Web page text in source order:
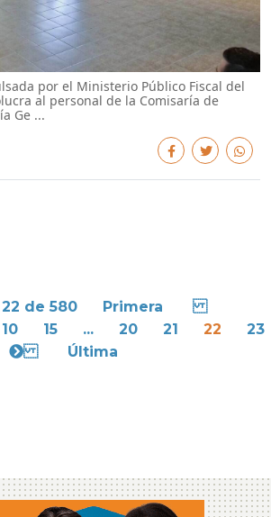
por el Ministerio Público Fiscal del
al personal de la Comisaría de
Ge ...
de 580
Primera
10 15 ... 20 21 22
23
Última